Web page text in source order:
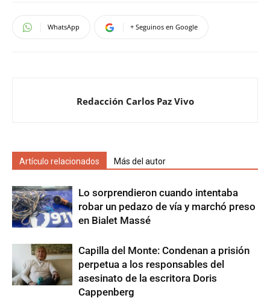
WhatsApp + Seguinos en Google
Redacción Carlos Paz Vivo
Artículo relacionados Más del autor
Lo sorprendieron cuando intentaba
robar un pedazo de vía y marchó preso
en Bialet Massé
Capilla del Monte: Condenan a prisión
perpetua a los responsables del
asesinato de la escritora Doris
Cappenberg